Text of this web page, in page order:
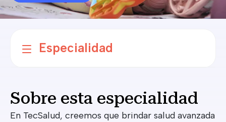
Especialidad
Sobre esta especialidad
En TecSalud, creemos que brindar salud avanzada